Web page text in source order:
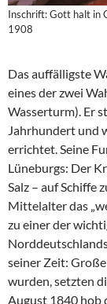
Inschrift: Gott halt in
1908
Das auffälligste
eines der zwei
Wasserturm). Er
Jahrhundert und
errichtet. Seine
Lüneburgs: Der
Salz – auf Schiffe
Mittelalter das
zu einer der
seiner Zeit:
wurden, setzten
August 1840 hob